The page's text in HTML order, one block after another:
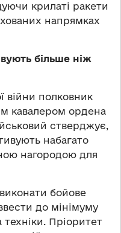
крилаті ракети
напрямках
більше ніж
війни полковник
кавалером ордена
стверджує,
набагато
нагородою для
бойове
до мінімуму
техніки. Пріоритет